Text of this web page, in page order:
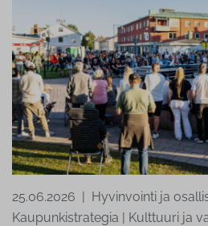
25.06.2026 | Hyvinvointi ja
Kaupunkistrategia | Kulttuuri ja